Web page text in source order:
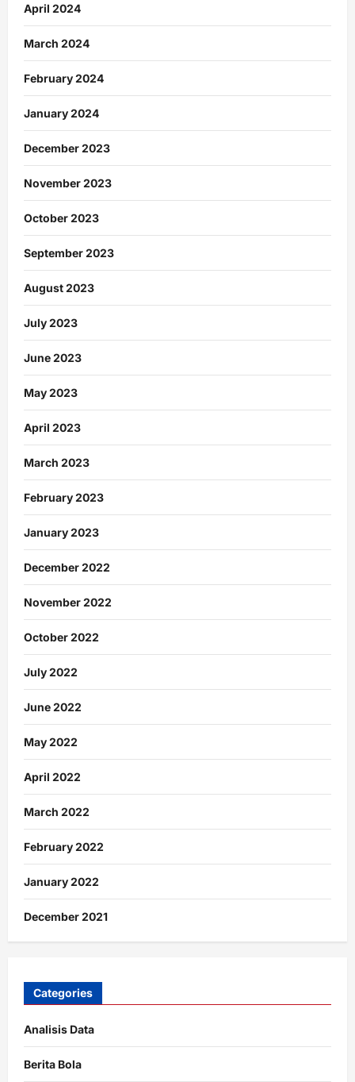
April 2024
March 2024
February 2024
January 2024
December 2023
November 2023
October 2023
September 2023
August 2023
July 2023
June 2023
May 2023
April 2023
March 2023
February 2023
January 2023
December 2022
November 2022
October 2022
July 2022
June 2022
May 2022
April 2022
March 2022
February 2022
January 2022
December 2021
Categories
Analisis Data
Berita Bola